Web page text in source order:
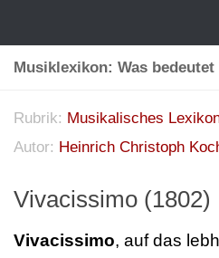
Musiklexikon: Was bedeutet
Rubrik: Musikalisches
Autor: Heinrich Christoph
Vivacissimo (1802)
Vivacissimo, auf das